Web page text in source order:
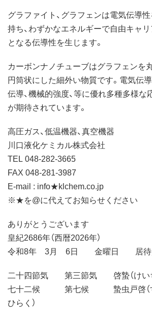
グラファイト、グラフェンは電気伝導
持ち、わずかなエネルギーで自由キャ
となる伝導性を生じます。
カーボンナノチューブはグラフェンを
円筒状にした細外い物質です。電気伝導
伝導、機械的強度、等に優れ多種多様な
が期待されています。
高圧ガス、低温機器、真空機器
川口液化ケミカル株式会社
TEL 048-282-3665
FAX 048-281-3987
E-mail : info★klchem.co.jp
※★を@に代えてお知らせください
ありがとうございます
皇紀2686年（西暦2026年）
令和8年 3月 6日 金曜日 居待
二十四節気 第三節気 啓蟄（けい
七十二候 第七候 蟄虫戸啓（す
ひらく）